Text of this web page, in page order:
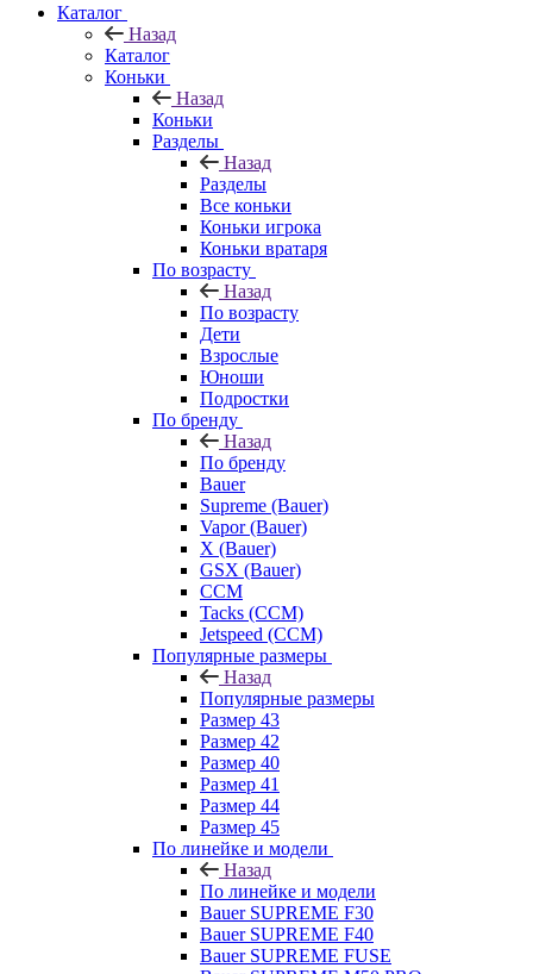
Каталог
Назад
Каталог
Коньки
Назад
Коньки
Разделы
Назад
Разделы
Все коньки
Коньки игрока
Коньки вратаря
По возрасту
Назад
По возрасту
Дети
Взрослые
Юноши
Подростки
По бренду
Назад
По бренду
Bauer
Supreme (Bauer)
Vapor (Bauer)
X (Bauer)
GSX (Bauer)
CCM
Tacks (CCM)
Jetspeed (CCM)
Популярные размеры
Назад
Популярные размеры
Размер 43
Размер 42
Размер 40
Размер 41
Размер 44
Размер 45
По линейке и модели
Назад
По линейке и модели
Bauer SUPREME F30
Bauer SUPREME F40
Bauer SUPREME FUSE